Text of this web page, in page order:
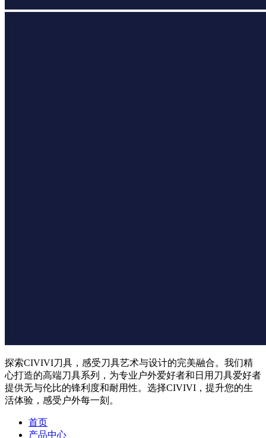
探索CIVIVI刀具，感受刀具艺术与设计的完美融合。我们精
心打造的高端刀具系列，为专业户外爱好者和日用刀具爱好者
提供无与伦比的锋利度和耐用性。选择CIVIVI，提升您的生
活体验，感受户外每一刻。
首页
产品中心